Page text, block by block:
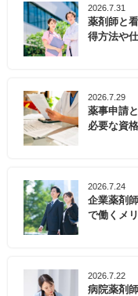
2026.7.31
薬剤師と
得方法や
2026.7.29
薬事申請
必要な資
2026.7.24
企業薬剤
で働くメ
2026.7.22
病院薬剤